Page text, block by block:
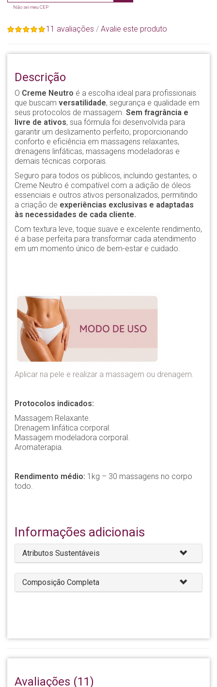
Não sei meu CEP
11 avaliações / Avalie este produto
Descrição
O Creme Neutro é a escolha ideal para profissionais
que buscam versatilidade, segurança e qualidade em
seus protocolos de massagem. Sem fragrância e
livre de ativos, sua fórmula foi desenvolvida para
garantir um deslizamento perfeito, proporcionando
conforto e eficiência em massagens relaxantes,
drenagens linfáticas, massagens modeladoras e
demais técnicas corporais.
Seguro para todos os públicos, incluindo gestantes, o
Creme Neutro é compatível com a adição de óleos
essenciais e outros ativos personalizados, permitindo
a criação de experiências exclusivas e adaptadas
às necessidades de cada cliente.
Com textura leve, toque suave e excelente rendimento,
é a base perfeita para transformar cada atendimento
em um momento único de bem-estar e cuidado.
Aplicar na pele e realizar a massagem ou drenagem.
Protocolos indicados:
Massagem Relaxante.
Drenagem linfática corporal.
Massagem modeladora corporal.
Aromaterapia.
Rendimento médio: 1kg – 30 massagens no corpo
todo.
Informações adicionais
Atributos Sustentáveis
Composição Completa
Avaliações (11)